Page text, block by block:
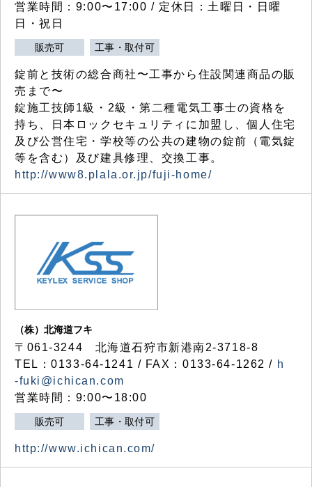
営業時間：9:00〜17:00 / 定休日：土曜日・日曜
日・祝日
販売可 工事・取付可
錠前と技術の総合商社〜工事から住設関連商品の販
売まで〜
錠施工技師1級・2級・第二種電気工事士の資格を
持ち、日本ロックセキュリティに加盟し、個人住宅
及び公営住宅・学校等の公共の建物の錠前（電気錠
等を含む）及び建具修理、交換工事。
http://www8.plala.or.jp/fuji-home/
（株）北海道フキ
〒061-3244 北海道石狩市新港南2-3718-8
TEL：0133-64-1241 / FAX：0133-64-1262 / h
-fuki@ichican.com
営業時間：9:00〜18:00
販売可 工事・取付可
http://www.ichican.com/